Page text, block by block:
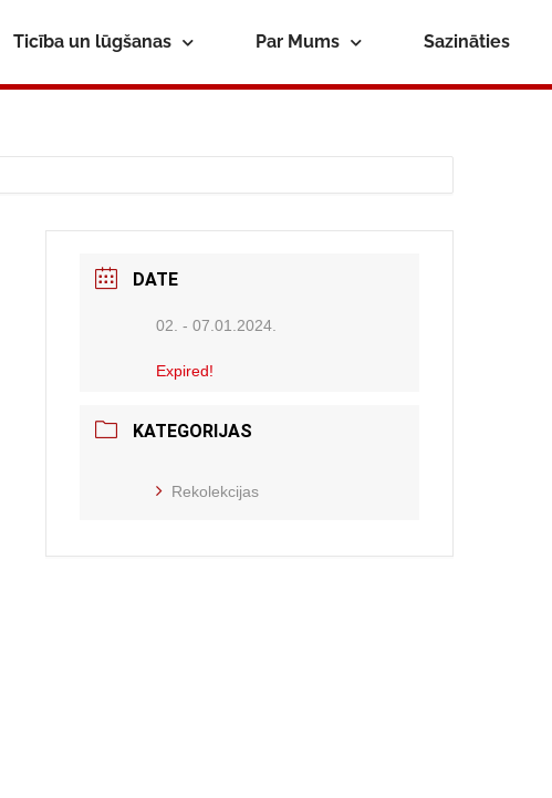
Ticība un lūgšanas Par Mums Sazināties
DATE
02. - 07.01.2024.
Expired!
KATEGORIJAS
Rekolekcijas